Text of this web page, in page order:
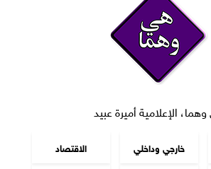
الإعلامية أميرة عبيد
خارجي وداخلي
الاقتصاد